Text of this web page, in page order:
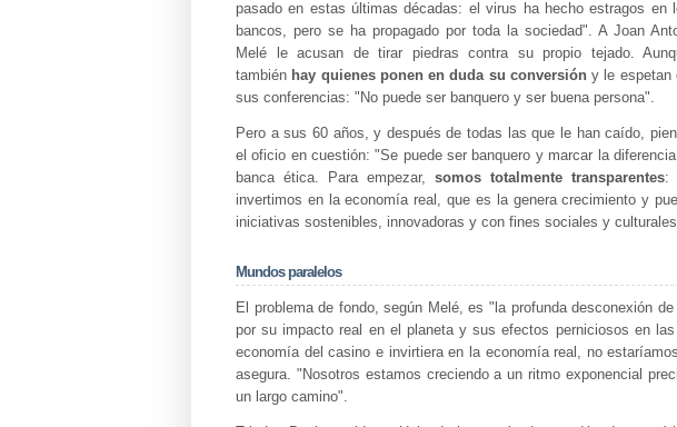
pasado en estas últimas décadas: el virus ha hecho estragos en
bancos, pero se ha propagado por toda la sociedad". A Joan
Melé le acusan de tirar piedras contra su propio tejado.
también hay quienes ponen en duda su conversióny le espetan
sus conferencias: "No puede ser banquero y ser buena persona".
Pero a sus 60 años, y después de todas las que le han caído,
el oficio en cuestión: "Se puede ser banquero y marcar la
banca ética. Para empezar, somos totalmente transparentes:
invertimos en la economía real, que es la genera crecimiento y
iniciativas sostenibles, innovadoras y con fines sociales y
Mundos paralelos
El problema de fondo, según Melé, es "la profunda desconexión
por su impacto real en el planeta y sus efectos perniciosos en
economía del casino e invirtiera en la economía real, no
asegura. "Nosotros estamos creciendo a un ritmo exponencial
un largo camino".